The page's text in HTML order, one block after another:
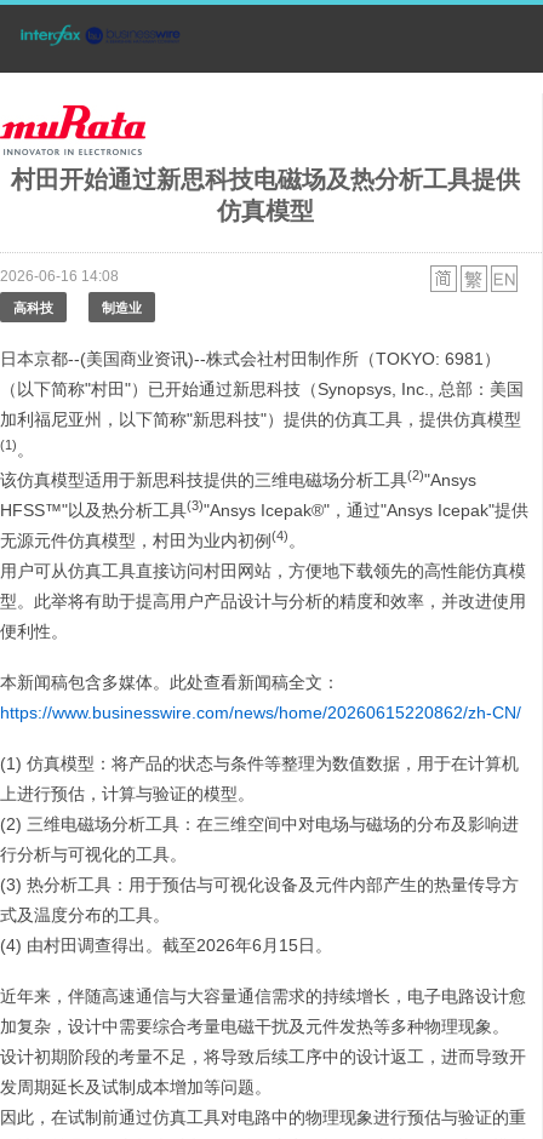
村田开始通过新思科技电磁场及热分析工具提供
仿真模型
2026-06-16 14:08
高科技 制造业
日本京都--(美国商业资讯)--株式会社村田制作所（TOKYO: 6981）
（以下简称"村田"）已开始通过新思科技（Synopsys, Inc., 总部：美国
加利福尼亚州，以下简称"新思科技"）提供的仿真工具，提供仿真模型
(1)。
该仿真模型适用于新思科技提供的三维电磁场分析工具(2)"Ansys
HFSS™"以及热分析工具(3)"Ansys Icepak®"，通过"Ansys Icepak"提供
无源元件仿真模型，村田为业内初例 (4)。
用户可从仿真工具直接访问村田网站，方便地下载领先的高性能仿真模
型。此举将有助于提高用户产品设计与分析的精度和效率，并改进使用
便利性。
本新闻稿包含多媒体。此处查看新闻稿全文：
https://www.businesswire.com/news/home/20260615220862/zh-CN/
(1) 仿真模型：将产品的状态与条件等整理为数值数据，用于在计算机
上进行预估，计算与验证的模型。
(2) 三维电磁场分析工具：在三维空间中对电场与磁场的分布及影响进
行分析与可视化的工具。
(3) 热分析工具：用于预估与可视化设备及元件内部产生的热量传导方
式及温度分布的工具。
(4) 由村田调查得出。截至2026年6月15日。
近年来，伴随高速通信与大容量通信需求的持续增长，电子电路设计愈
加复杂，设计中需要综合考量电磁干扰及元件发热等多种物理现象。
设计初期阶段的考量不足，将导致后续工序中的设计返工，进而导致开
发周期延长及试制成本增加等问题。
因此，在试制前通过仿真工具对电路中的物理现象进行预估与验证的重